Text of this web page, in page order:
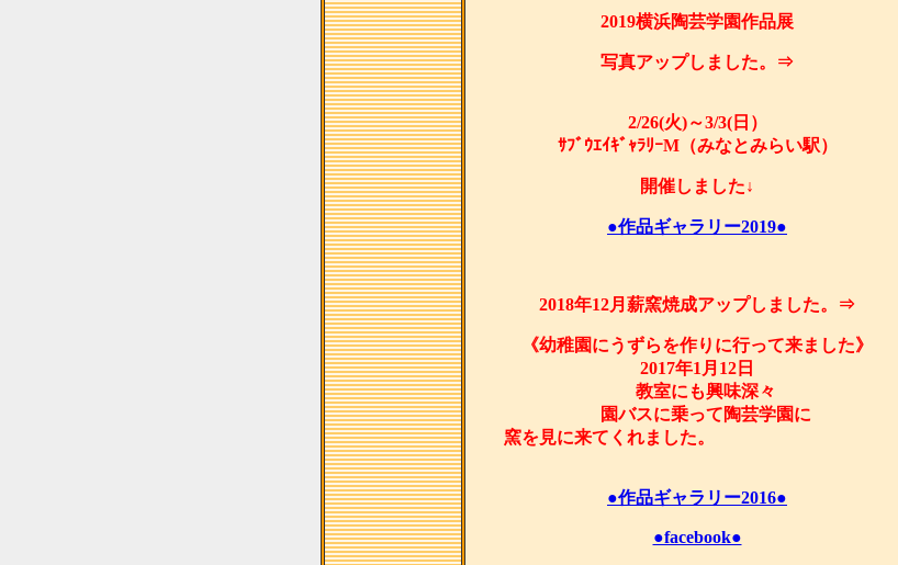
2019横浜陶芸学園作品展
写真アップしました。⇒
2/26(火)～3/3(日）
ｻﾌﾞｳｴｲｷﾞｬﾗﾘｰM（みなとみらい駅）
開催しました↓
●作品ギャラリー2019●
2018年12月薪窯焼成アップしました。⇒
《幼稚園にうずらを作りに行って来ました》
2017年1月12日
教室にも興味深々
園バスに乗って陶芸学園に
窯を見に来てくれました。
●作品ギャラリー2016●
●facebook●